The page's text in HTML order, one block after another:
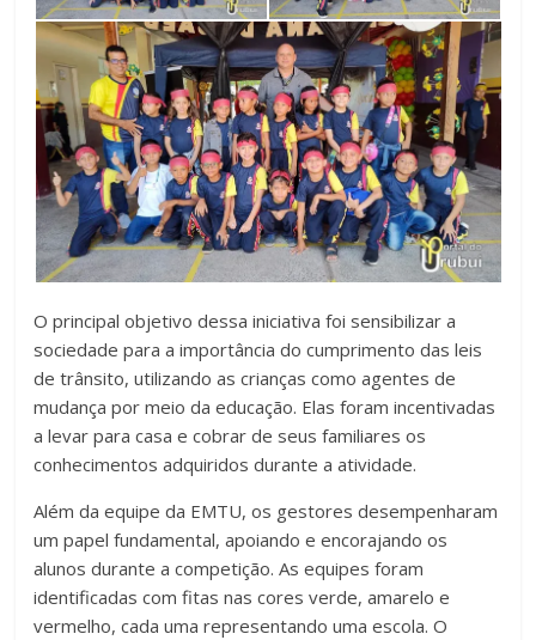
O principal objetivo dessa iniciativa foi sensibilizar a
sociedade para a importância do cumprimento das leis
de trânsito, utilizando as crianças como agentes de
mudança por meio da educação. Elas foram incentivadas
a levar para casa e cobrar de seus familiares os
conhecimentos adquiridos durante a atividade.
Além da equipe da EMTU, os gestores desempenharam
um papel fundamental, apoiando e encorajando os
alunos durante a competição. As equipes foram
identificadas com fitas nas cores verde, amarelo e
vermelho, cada uma representando uma escola. O